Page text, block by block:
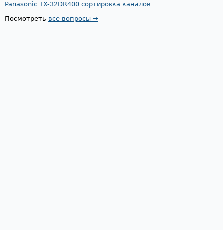
Panasonic TX-32DR400 сортировка каналов
Посмотреть все вопросы →